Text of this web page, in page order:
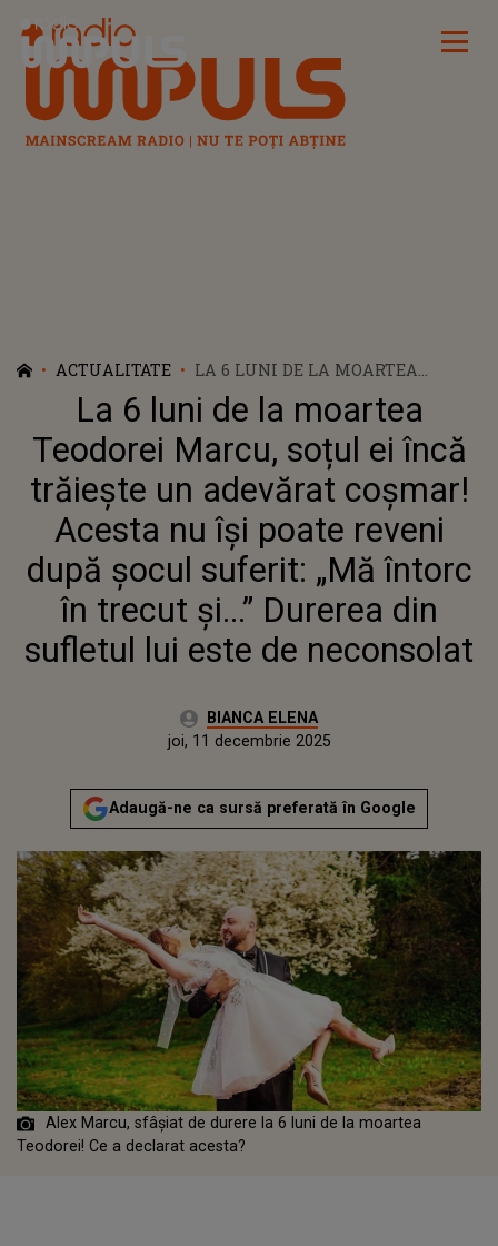
Radio Impuls
ACTUALITATE
LA 6 LUNI DE LA MOARTEA
TEODOREI MARCU, SOȚUL EI ÎNCĂ
TRĂIEȘTE UN ADEVĂRAT COȘMAR!
ACESTA NU ÎȘI POATE REVENI
DUPĂ ȘOCUL SUFERIT: „MĂ
ÎNTORC ÎN TRECUT ȘI...” DUREREA
DIN SUFLETUL LUI ESTE DE
NECONSOLAT
La 6 luni de la moartea
Teodorei Marcu, soțul ei încă
trăiește un adevărat coșmar!
Acesta nu își poate reveni
după șocul suferit: „Mă întorc
în trecut și...” Durerea din
sufletul lui este de neconsolat
Autor:BIANCA ELENA
Publicat:
joi, 11 decembrie 2025
Adaugă-ne ca sursă preferată în Google
Alex Marcu, sfâșiat de durere la 6 luni de la moartea
Teodorei! Ce a declarat acesta?